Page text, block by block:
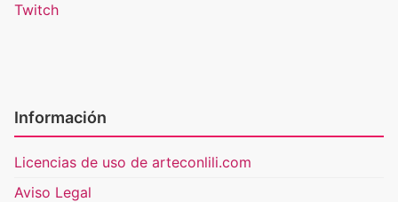
Twitch
Información
Licencias de uso de arteconlili.com
Aviso Legal